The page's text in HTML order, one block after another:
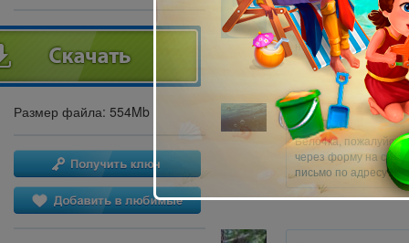
Размер файла: 554Mb
Татьяна
После 9 уровня
ничего не
Виктор
Бело4ка,
через форму на
письмо по адресу